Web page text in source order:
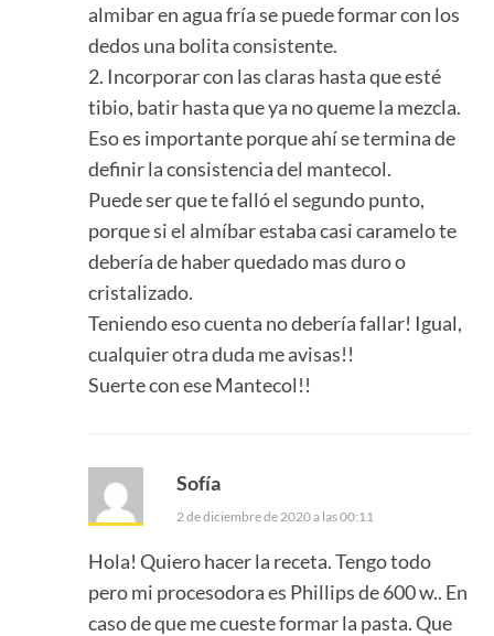
almibar en agua fría se puede formar con los
dedos una bolita consistente.
2. Incorporar con las claras hasta que esté
tibio, batir hasta que ya no queme la mezcla.
Eso es importante porque ahí se termina de
definir la consistencia del mantecol.
Puede ser que te falló el segundo punto,
porque si el almíbar estaba casi caramelo te
debería de haber quedado mas duro o
cristalizado.
Teniendo eso cuenta no debería fallar! Igual,
cualquier otra duda me avisas!!
Suerte con ese Mantecol!!
Sofía
2 de diciembre de 2020 a las 00:11
Hola! Quiero hacer la receta. Tengo todo
pero mi procesodora es Phillips de 600 w.. En
caso de que me cueste formar la pasta. Que